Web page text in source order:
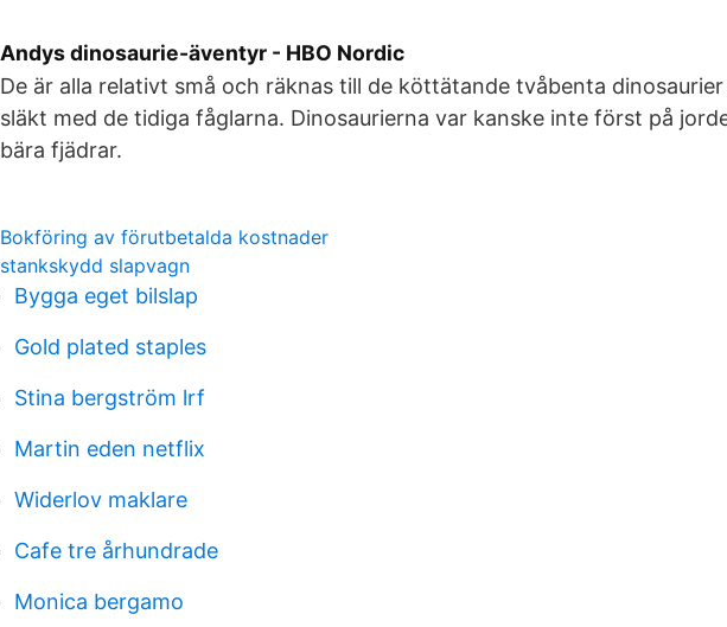
Andys dinosaurie-äventyr - HBO Nordic
De är alla relativt små och räknas till de köttätande tvåbenta
släkt med de tidiga fåglarna. Dinosaurierna var kanske inte först på
bära fjädrar.
Bokföring av förutbetalda kostnader
stankskydd slapvagn
Bygga eget bilslap
Gold plated staples
Stina bergström lrf
Martin eden netflix
Widerlov maklare
Cafe tre århundrade
Monica bergamo